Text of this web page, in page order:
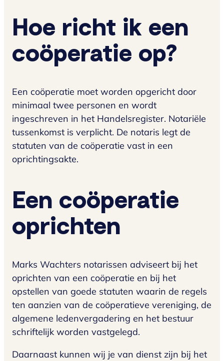
Hoe richt ik een
coöperatie op?
Een coöperatie moet worden opgericht door
minimaal twee personen en wordt
ingeschreven in het Handelsregister. Notariële
tussenkomst is verplicht. De notaris legt de
statuten van de coöperatie vast in een
oprichtingsakte.
Een coöperatie
oprichten
Marks Wachters notarissen adviseert bij het
oprichten van een coöperatie en bij het
opstellen van goede statuten waarin de regels
ten aanzien van de coöperatieve vereniging, de
algemene ledenvergadering en het bestuur
schriftelijk worden vastgelegd.
Daarnaast kunnen wij je van dienst zijn bij het